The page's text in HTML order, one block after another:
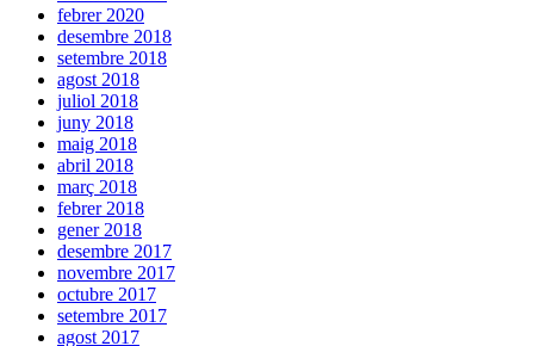
febrer 2020
desembre 2018
setembre 2018
agost 2018
juliol 2018
juny 2018
maig 2018
abril 2018
març 2018
febrer 2018
gener 2018
desembre 2017
novembre 2017
octubre 2017
setembre 2017
agost 2017